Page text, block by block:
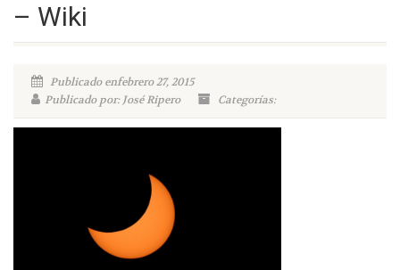
– Wiki
Publicado enfebrero 27, 2015
Publicado por: José Ripero
Categorías: